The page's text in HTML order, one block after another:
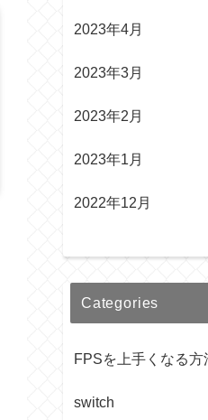
2023年4月
2023年3月
2023年2月
2023年1月
2022年12月
Categories
FPSを上手くなる方
switch